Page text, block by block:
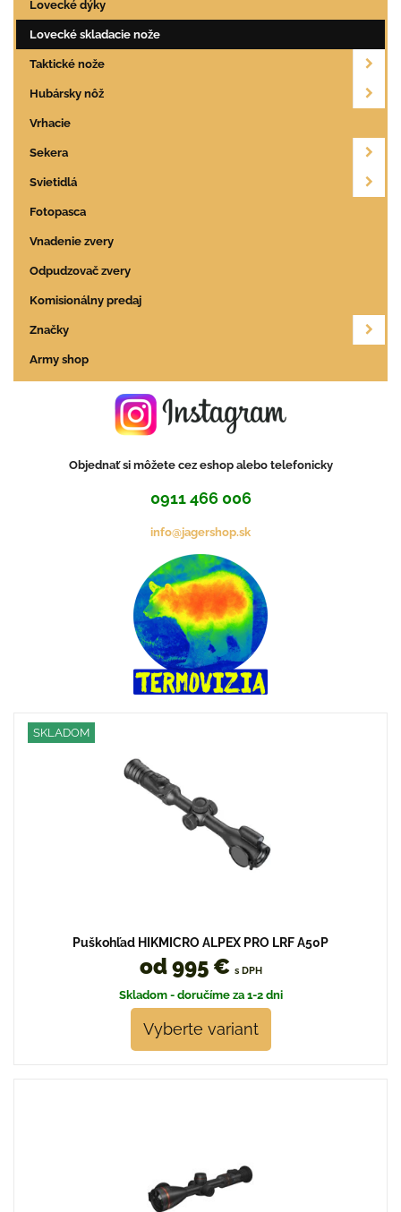
Lovecké dýky
Lovecké skladacie nože
Taktické nože
Hubársky nôž
Vrhacie
Sekera
Svietidlá
Fotopasca
Vnadenie zvery
Odpudzovač zvery
Komisionálny predaj
Značky
Army shop
Objednať si môžete cez eshop alebo telefonicky
0911 466 006
info@jagershop.sk
SKLADOM
Puškohľad HIKMICRO ALPEX PRO LRF A50P
od 995 € s DPH
Skladom - doručíme za 1-2 dni
Vyberte variant